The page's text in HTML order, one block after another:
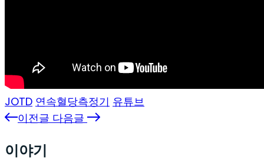
JOTD 연속혈당측정기 유튜브
이전글 다음글
이야기